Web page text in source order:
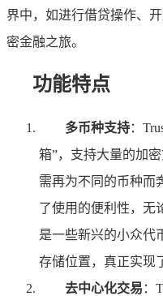
界中，如进行借贷操作、
密金融之旅。
功能特点
多币种支持：
箱”，支持大量的加
需再为不同的币种而
了使用的便利性，无
是一些新兴的小众代
存储位置，真正实现
去中心化交易 ：